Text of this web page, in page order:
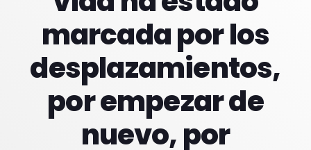
HOME
PROGRAMACION
NUESTRAS FRECUENCIAS
marcada por los
desplazamientos,
por empezar de
nuevo, por